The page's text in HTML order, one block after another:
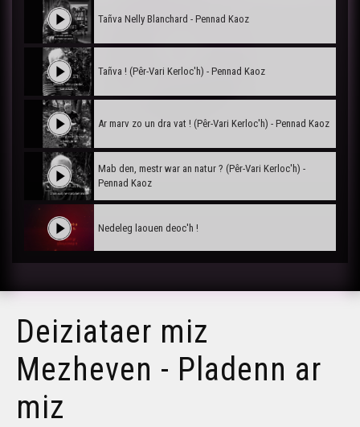
Tañva Nelly Blanchard - Pennad Kaoz
Tañva ! (Pêr-Vari Kerloc'h) - Pennad Kaoz
Ar marv zo un dra vat ! (Pêr-Vari Kerloc'h) - Pennad Kaoz
Mab den, mestr war an natur ? (Pêr-Vari Kerloc'h) -
Pennad Kaoz
Nedeleg laouen deoc'h !
Tañva Anv ar Rozenn - stumm karrez - VBSTB
Deiziataer miz
Mezheven - Pladenn ar
miz